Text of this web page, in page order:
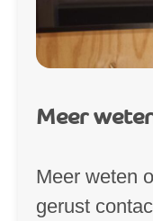
Meer
Meer weten
gerust